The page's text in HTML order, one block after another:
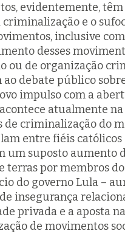
evidentemente,
criminalização e o
inclusive
desses
ou de organização
ao debate público
impulso com a
atualmente na
de criminalização do
entre fiéis católicos
um suposto aumento
terras por membros
do governo Lula –
insegurança
privada e a aposta na
de movimentos